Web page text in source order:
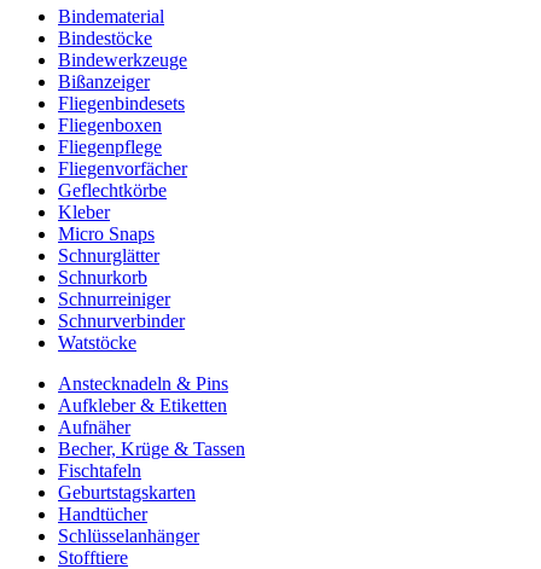
Bindematerial
Bindestöcke
Bindewerkzeuge
Bißanzeiger
Fliegenbindesets
Fliegenboxen
Fliegenpflege
Fliegenvorfächer
Geflechtkörbe
Kleber
Micro Snaps
Schnurglätter
Schnurkorb
Schnurreiniger
Schnurverbinder
Watstöcke
Anstecknadeln & Pins
Aufkleber & Etiketten
Aufnäher
Becher, Krüge & Tassen
Fischtafeln
Geburtstagskarten
Handtücher
Schlüsselanhänger
Stofftiere